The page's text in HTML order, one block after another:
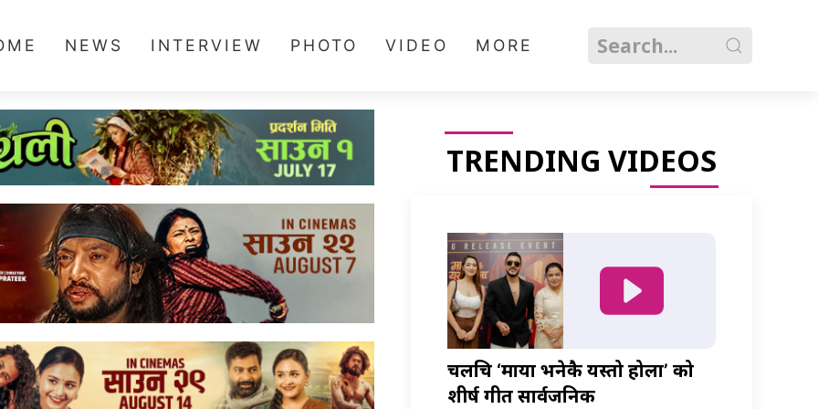
NEWS INTERVIEW PHOTO VIDEO MORE
TRENDING VIDEOS
चलचित्र ‘माया भनेकै यस्तो होला’ को
शीर्ष गीत सार्वजनिक